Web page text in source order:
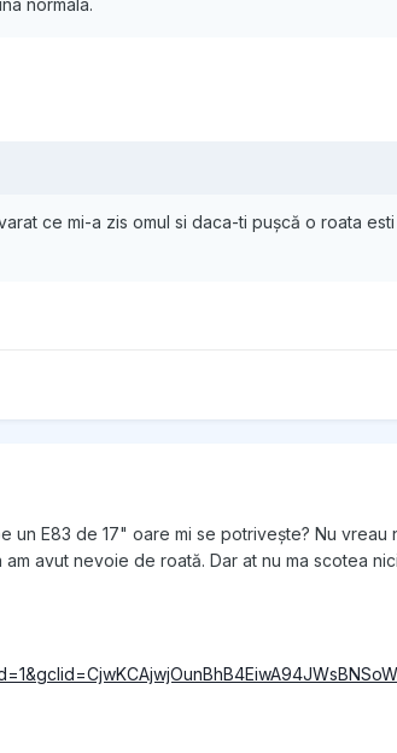
ce mi-a zis omul si daca-ti pușcă o roata
E83 de 17" oare mi se potrivește? Nu vreau
avut nevoie de roată. Dar at nu ma scotea